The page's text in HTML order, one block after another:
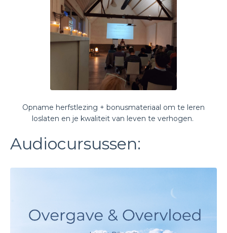
Opname herfstlezing + bonusmateriaal om te leren
loslaten en je kwaliteit van leven te verhogen.
Audiocursussen: